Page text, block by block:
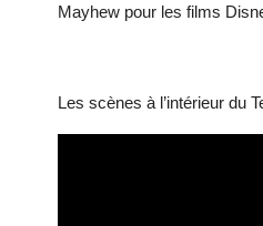
Mayhew pour les films
Les scènes à l’intérieur du